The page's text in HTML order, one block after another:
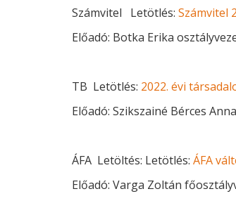
Számvitel Letötlés: Számvitel
Előadó: Botka Erika
TB Letötlés: 2022. évi
Előadó: Szikszainé Bérces Anna
ÁFA Letöltés: Letötlés: ÁFA
Előadó: Varga Zoltán